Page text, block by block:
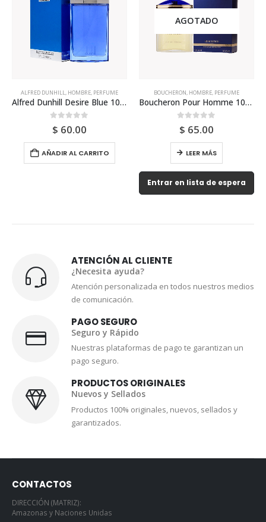
ALFRED DUNHILL HOMBRE PERFUME
Alfred Dunhill Desire Blue 100ml Para Hombre
0out of 5
$ 60.00
AÑADIR AL CARRITO
AGOTADO
BOUCHERON HOMBRE PERFUME
Boucheron Pour Homme 100ml Edp Para Hombre
0out of 5
$ 65.00
LEER MÁS
Entrar en lista de espera
ATENCIÓN AL CLIENTE
¿Necesita ayuda?
Atención personalizada en todos nuestros medios
de comunicación.
PAGO SEGURO
Seguro y Rápido
Nuestras plataformas de pago te garantizan un
pago seguro.
PRODUCTOS ORIGINALES
Nuevos y Sellados
Productos 100% originales, nuevos, sellados y
garantizados.
CONTACTOS
DIRECCIÓN (MATRIZ):
Amazonas y Naciones Unidas